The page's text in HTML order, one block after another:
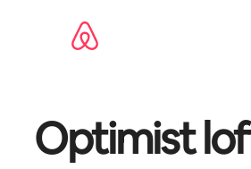
Optimist